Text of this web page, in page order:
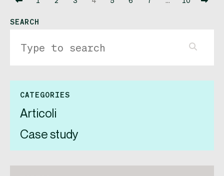
SEARCH
CATEGORIES
Articoli
Case study